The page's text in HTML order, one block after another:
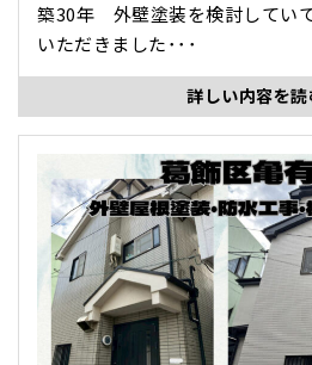
築30年 外壁塗装を検討してい
いただきました･･･
詳しい内容を